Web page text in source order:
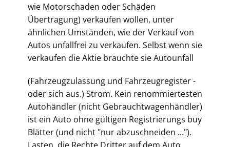
wie Motorschaden oder Schäden
Übertragung) verkaufen wollen, unter
ähnlichen Umständen, wie der Verkauf von
Autos unfallfrei zu verkaufen. Selbst wenn sie
verkaufen die Aktie brauchte sie Autounfall
(Fahrzeugzulassung und Fahrzeugregister -
oder sich aus.) Strom. Kein renommiertesten
Autohändler (nicht Gebrauchtwagenhändler)
ist ein Auto ohne gültigen Registrierungs buy
Blätter (und nicht "nur abzuschneiden ...").